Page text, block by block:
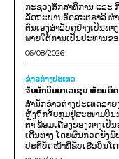
ກະຊວງສຶກສາທິການ ແລະ
ລັດຖະບານອົດສະຕຣາລີ ຜ່
ຕົນເອງສຳລັບຄູຢ່າງເປັນທ
ພາຍໃຕ້ການເປັນປະທານຂອ
06/08/2026
ຂ່າວຕ່າງປະເທດ
ຈັບນັກບິນມາເລເຊຍ ພ້ອມຍຶດ
ສຳນັກຂ່າວຕ່າງປະເທດລາ
ຫຼັງຖືກຈັບກຸມຢູ່ສະໜາມບິນ
ຕາ ພ້ອມເຄື່ອງຂອງກາງເປັ
ເດີນທາງ ໂດຍຜົນກວດຍັງ
ປະຕິບັດໜ້າທີ່ຂັບເຮືອບິນໂດ